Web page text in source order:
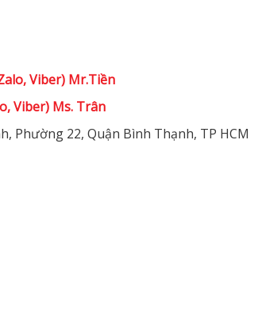
Viber) Mr.Tiền
Viber) Ms. Trân
Phường 22, Quận Bình Thạnh, TP HCM